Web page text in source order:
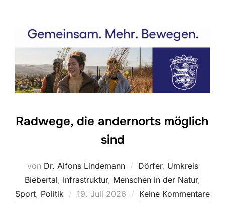
Radwege, die andernorts möglich
sind
von Dr. Alfons Lindemann Dörfer, Umkreis
Biebertal, Infrastruktur, Menschen in der Natur,
Sport, Politik
Veröffentlicht
19. Juli 2026 Keine Kommentare